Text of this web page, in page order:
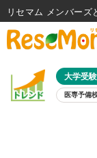
大学受
医専予備
リセマム メンバーズ